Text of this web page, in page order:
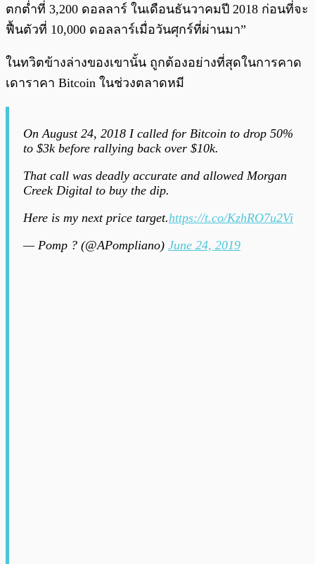
ตกต่ำที่ 3,200 ดอลลาร์ ในเดือนธันวาคมปี 2018 ก่อนที่จะ
ฟื้นตัวที่ 10,000 ดอลลาร์เมื่อวันศุกร์ที่ผ่านมา”
ในทวิตข้างล่างของเขานั้น ถูกต้องอย่างที่สุดในการคาด
เดาราคา Bitcoin ในช่วงตลาดหมี
On August 24, 2018 I called for Bitcoin to drop 50%
to $3k before rallying back over $10k.
That call was deadly accurate and allowed Morgan
Creek Digital to buy the dip.
Here is my next price target.https://t.co/KzhRO7u2Vi
— Pomp ? (@APompliano) June 24, 2019